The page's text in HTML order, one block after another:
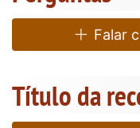
Falar
Título da